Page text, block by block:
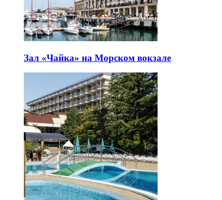
Зал «Чайка» на Морском вокзале